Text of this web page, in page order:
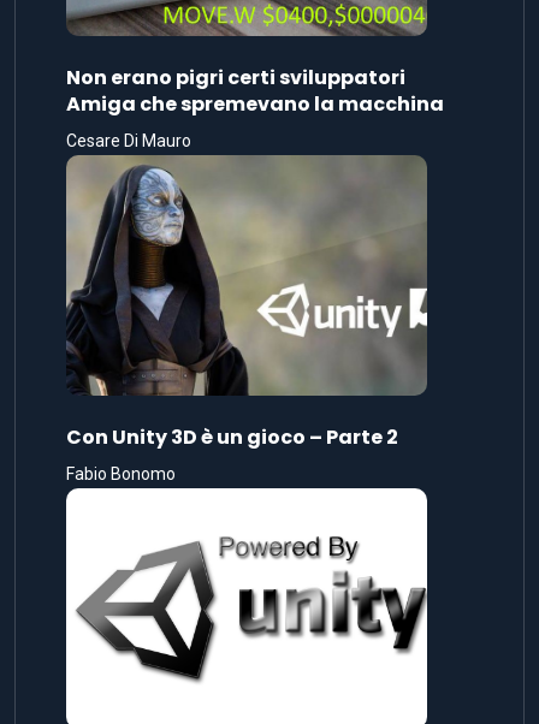
Non erano pigri certi sviluppatori
Amiga che spremevano la macchina
Cesare Di Mauro
Con Unity 3D è un gioco – Parte 2
Fabio Bonomo